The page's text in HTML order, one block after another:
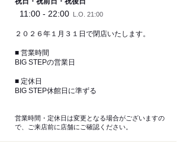
11:00 - 22:00 L.O. 21:00
２０２６年１月３１日で閉店いたします。
■ 営業時間
BIG STEPの営業日
■ 定休日
BIG STEP休館日に準ずる
営業時間・定休日は変更となる場合がございますの
で、ご来店前に店舗にご確認ください。